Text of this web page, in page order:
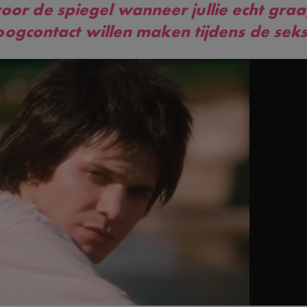
de spiegel wanneer jullie echt
willen maken tijdens de